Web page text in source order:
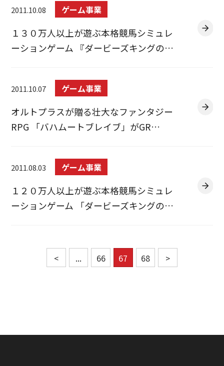
2011.10.08 ゲーム事業
１３０万人以上が遊ぶ本格競馬シミュレ
ーションゲーム 『ダービーズキングの…
2011.10.07 ゲーム事業
オルトプラスが贈る壮大なファンタジー
RPG 「バハムートブレイブ」がGR…
2011.08.03 ゲーム事業
１２０万人以上が遊ぶ本格競馬シミュレ
ーションゲーム 「ダービーズキングの…
< ... 66 67 68 >